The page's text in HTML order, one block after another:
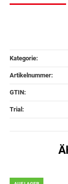
Kategorie:
Artikelnummer:
GTIN:
Trial‍: